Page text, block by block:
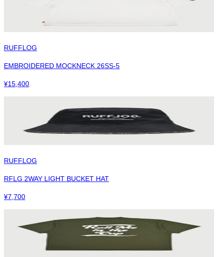
RUFFLOG
EMBROIDERED MOCKNECK 26SS-5
¥15,400
RUFFLOG
RFLG 2WAY LIGHT BUCKET HAT
¥7,700